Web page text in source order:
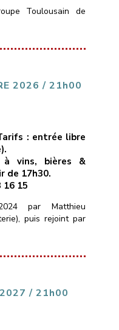
Toulousain de
de découvrir des
Laura et Yohann, ce
:Red Hot
2026 / 21h00
: entrée libre
à vins, bières &
de 17h30.
16 15
par Matthieu
puis rejoint par
est né d’une envie
groupe propose
2027 / 21h00